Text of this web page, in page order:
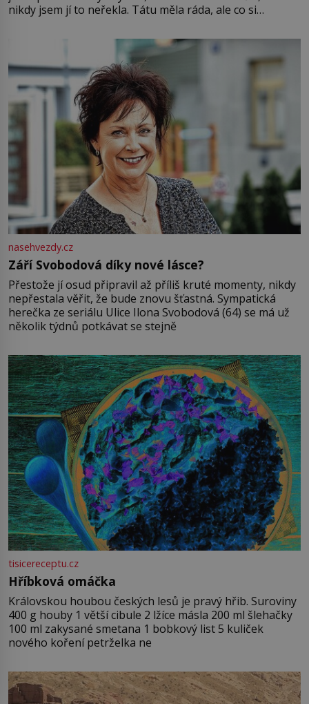
nikdy jsem jí to neřekla. Tátu měla ráda, ale co si
Jsme spolu moc rádi Tehdy byla jiná doba, když
nasehvezdy.cz
Září Svobodová díky nové lásce?
Přestože jí osud připravil až příliš kruté momenty, nikdy
nepřestala věřit, že bude znovu šťastná. Sympatická
herečka ze seriálu Ulice Ilona Svobodová (64) se má už
několik týdnů potkávat se stejně
tisicereceptu.cz
Hříbková omáčka
Královskou houbou českých lesů je pravý hřib. Suroviny
400 g houby 1 větší cibule 2 lžíce másla 200 ml šlehačky
100 ml zakysané smetana 1 bobkový list 5 kuliček
nového koření petrželka ne